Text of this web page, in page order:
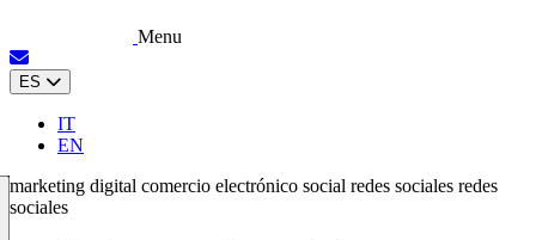
Menu
ES
IT
EN
marketing digital comercio electrónico social redes sociales redes
sociales